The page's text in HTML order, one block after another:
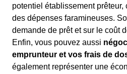
potentiel établissement prêteur,
des dépenses faramineuses.
demande de prêt et sur le coût
Enfin, vous pouvez aussi
emprunteur et vos frais de
également représenter une